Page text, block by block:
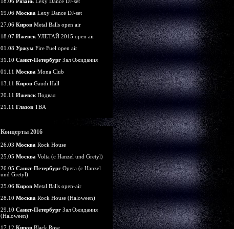
19.06 Москва Lexy Dance DJ-set
27.06 Киров Metal Balls open air
18.07 Ижевск УЛЕТАЙ 2015 open air
01.08 Уржум Fire Fuel open air
31.10 Санкт-Петербург Зал Ожидания
01.11 Москва Mona Club
13.11 Киров Gaudi Hall
20.11 Ижевск Подвал
21.11 Глазов TBA
Концерты 2016
26.03 Москва Rock House
25.05 Москва Volta (c Hanzel und Gretyl)
26.05 Санкт-Петербург Opera (c Hanzel
und Gretyl)
25.06 Киров Metal Balls open-air
28.10 Москва Rock House (Haloween)
29.10 Санкт-Петербург Зал Ожидания
(Haloween)
17.12 Киров Black Rose